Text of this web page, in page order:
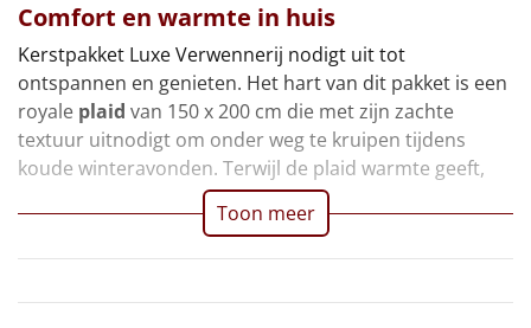
Ideeën
Personeel
Doe het zelf
Sinterklaaspakketten
Kerstgeschenken 2026
Comfort en warmte in huis
Kerstpakket Luxe Verwennerij nodigt uit tot
ontspannen en genieten. Het hart van dit pakket is een
royale plaid van 150 x 200 cm die met zijn zachte
textuur uitnodigt om onder weg te kruipen tijdens
koude winteravonden. Terwijl de plaid warmte geeft,
Toon meer